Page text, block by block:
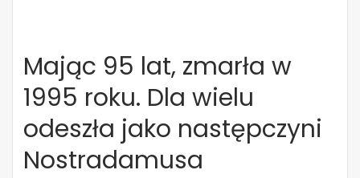
Mając 95 lat, zmarła w
1995 roku. Dla wielu
odeszła jako następczyni
Nostradamusa